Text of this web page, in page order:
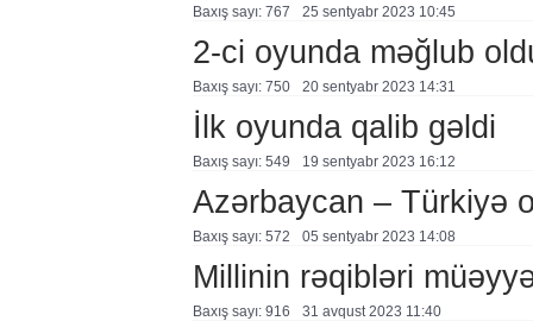
Baxış sayı: 767 25 sentyabr 2023 10:45
2-ci oyunda məğlub
Baxış sayı: 750 20 sentyabr 2023 14:31
İlk oyunda qalib gəldi
Baxış sayı: 549 19 sentyabr 2023 16:12
Azərbaycan – Türkiyə
Baxış sayı: 572 05 sentyabr 2023 14:08
Millinin rəqibləri
Baxış sayı: 916 31 avqust 2023 11:40